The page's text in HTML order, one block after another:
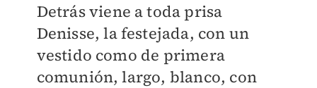
Detrás viene a toda prisa
Denisse, la festejada, con un
vestido como de primera
comunión, largo, blanco, con